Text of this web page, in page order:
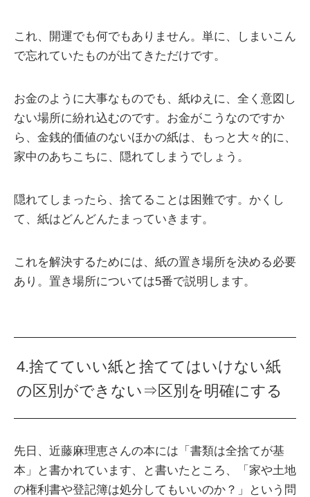
これ、開運でも何でもありません。単に、しまいこん
で忘れていたものが出てきただけです。
お金のように大事なものでも、紙ゆえに、全く意図し
ない場所に紛れ込むのです。お金がこうなのですか
ら、金銭的価値のないほかの紙は、もっと大々的に、
家中のあちこちに、隠れてしまうでしょう。
隠れてしまったら、捨てることは困難です。かくし
て、紙はどんどんたまっていきます。
これを解決するためには、紙の置き場所を決める必要
あり。置き場所については5番で説明します。
4.捨てていい紙と捨ててはいけない紙
の区別ができない⇒区別を明確にする
先日、近藤麻理恵さんの本には「書類は全捨てが基
本」と書かれています、と書いたところ、「家や土地
の権利書や登記簿は処分してもいいのか？」という問